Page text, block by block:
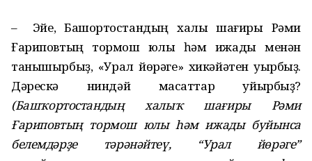
–
Эйе, Башҡортостандың халыҡ шағиры Рәми
Ғариповтың тормош юлы һәм ижады менән
танышырбыҙ, «Урал йөрәге» хикәйәтен уҡырбыҙ.
Дәрескә ниндәй маҡсаттар ҡуйырбыҙ?
(Башҡортостандыңхалыҡшағиры Рәми
Ғариповтыңтормош юлы һәм ижады буйынса
белемдәрҙе тәрәнәйтеү, “Урал йөрәге”